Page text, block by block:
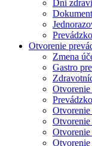
Dni
Otvorenie
Zmena
Gastro
Otvorenie
Otvorenie